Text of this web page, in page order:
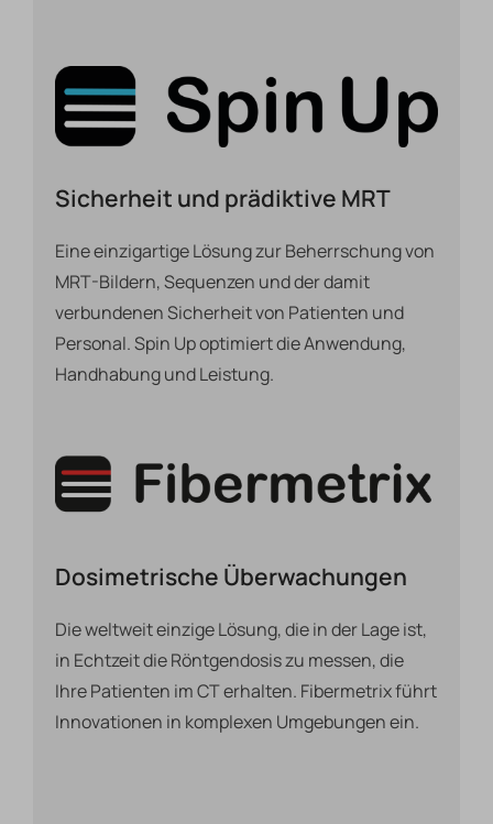
Sicherheit und prädiktive MRT
Eine einzigartige Lösung zur Beherrschung von
MRT-Bildern, Sequenzen und der damit
verbundenen Sicherheit von Patienten und
Personal. Spin Up optimiert die Anwendung,
Handhabung und Leistung.
Dosimetrische Überwachungen
Die weltweit einzige Lösung, die in der Lage ist,
in Echtzeit die Röntgendosis zu messen, die
Ihre Patienten im CT erhalten. Fibermetrix führt
Innovationen in komplexen Umgebungen ein.